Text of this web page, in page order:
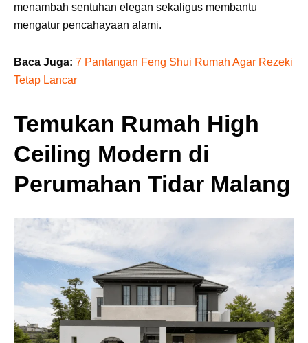
menambah sentuhan elegan sekaligus membantu
mengatur pencahayaan alami.
Baca Juga: 7 Pantangan Feng Shui Rumah Agar Rezeki
Tetap Lancar
Temukan Rumah High
Ceiling Modern di
Perumahan Tidar Malang